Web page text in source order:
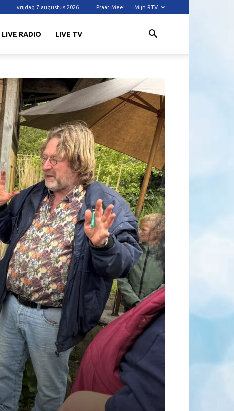
vrijdag 7 augustus 2026 Praat Mee! Mijn RTV
LIVE RADIO LIVE TV